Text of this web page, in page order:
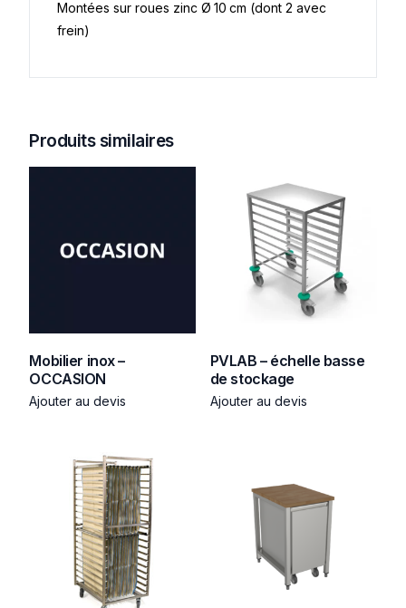
Montées sur roues zinc Ø 10 cm (dont 2 avec
frein)
Produits similaires
Mobilier inox –
OCCASION
Ajouter au devis
PVLAB – échelle basse
de stockage
Ajouter au devis